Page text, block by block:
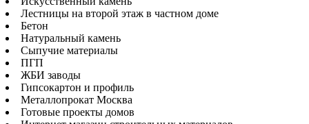
Лестницы на второй этаж в частном доме
Бетон
Натуральный камень
Сыпучие материалы
ПГП
ЖБИ заводы
Гипсокартон и профиль
Металлопрокат Москва
Готовые проекты домов